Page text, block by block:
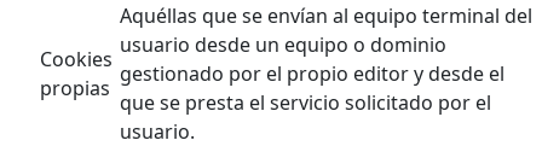
Cookies
propias
Aquéllas que se envían al equipo terminal del
usuario desde un equipo o dominio
gestionado por el propio editor y desde el
que se presta el servicio solicitado por el
usuario.